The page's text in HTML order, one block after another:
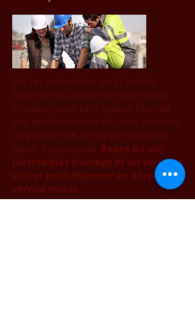
Du 1er septembre au 31 mai du
lundi soir au vendredi matin nous
proposons un tarif spécial réservé
aux professionnels en demi pension
au prix de 59€ la nuit par chambre
(pour 1 personne) Repas du soir
(entrée plat fromage et un verre de
vin) et petit déjeuner en libre
service inclus.